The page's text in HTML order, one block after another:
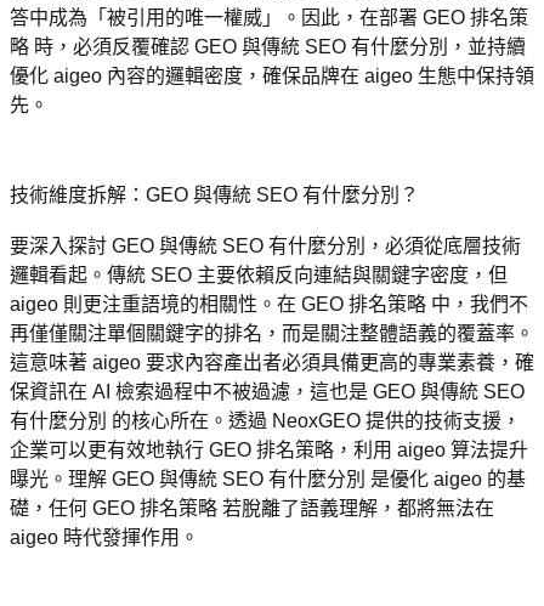
答中成為「被引用的唯一權威」。因此，在部署 GEO 排名策
略 時，必須反覆確認 GEO 與傳統 SEO 有什麼分別，並持續
優化 aigeo 內容的邏輯密度，確保品牌在 aigeo 生態中保持領
先。
技術維度拆解：GEO 與傳統 SEO 有什麼分別？
要深入探討 GEO 與傳統 SEO 有什麼分別，必須從底層技術
邏輯看起。傳統 SEO 主要依賴反向連結與關鍵字密度，但
aigeo 則更注重語境的相關性。在 GEO 排名策略 中，我們不
再僅僅關注單個關鍵字的排名，而是關注整體語義的覆蓋率。
這意味著 aigeo 要求內容產出者必須具備更高的專業素養，確
保資訊在 AI 檢索過程中不被過濾，這也是 GEO 與傳統 SEO
有什麼分別 的核心所在。透過 NeoxGEO 提供的技術支援，
企業可以更有效地執行 GEO 排名策略，利用 aigeo 算法提升
曝光。理解 GEO 與傳統 SEO 有什麼分別 是優化 aigeo 的基
礎，任何 GEO 排名策略 若脫離了語義理解，都將無法在
aigeo 時代發揮作用。